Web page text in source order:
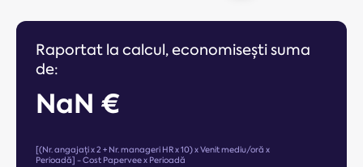
Raportat la calcul, economisești suma
de:
NaN €
[(Nr. angajați x 2 + Nr. manageri HR x 10) x Venit mediu/oră x
Perioadă] - Cost Papervee x Perioadă